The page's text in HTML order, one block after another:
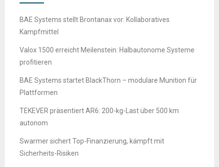
BAE Systems stellt Brontanax vor: Kollaboratives
Kampfmittel
Valox 1500 erreicht Meilenstein: Halbautonome Systeme
profitieren
BAE Systems startet BlackThorn – modulare Munition für
Plattformen
TEKEVER präsentiert AR6: 200-kg-Last über 500 km
autonom
Swarmer sichert Top-Finanzierung, kämpft mit
Sicherheits-Risiken